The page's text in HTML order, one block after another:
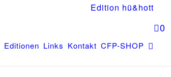
Edition hü&hott
0
Editionen Links Kontakt CFP-SHOP